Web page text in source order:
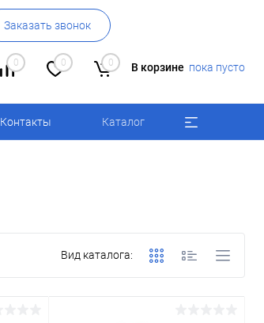
Заказать звонок
0 0 0 В корзине пока пусто
Контакты Каталог
Вид каталога: